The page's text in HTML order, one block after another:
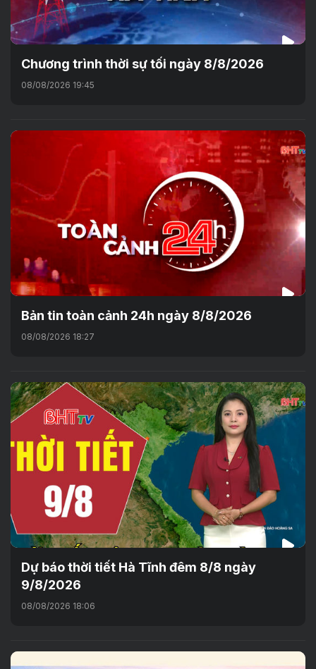
Chương trình thời sự tối ngày 8/8/2026
08/08/2026 19:45
Bản tin toàn cảnh 24h ngày 8/8/2026
08/08/2026 18:27
Dự báo thời tiết Hà Tĩnh đêm 8/8 ngày
9/8/2026
08/08/2026 18:06